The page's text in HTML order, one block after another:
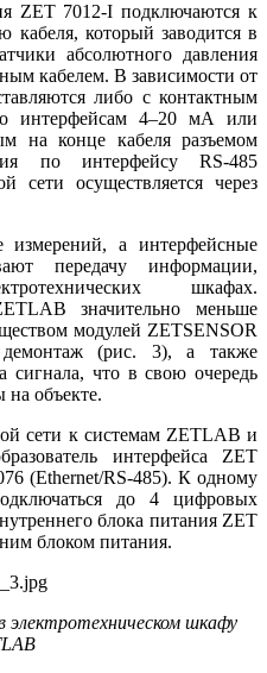
ZET 7012‑I подключаются к
кабеля, который заводится в
абсолютного давления
кабелем. В зависимости от
либо с контактным
интерфейсам 4–20 мА или
на конце кабеля разъемом
по интерфейсу RS‑485
сети осуществляется через
измерений, а интерфейсные
передачу информации,
шкафах.
значительно меньше
модулей ZETSENSOR
(рис. 3), а также
сигнала, что в свою очередь
на объекте.
сети к системам ZETLAB и
интерфейса ZET
(Ethernet/RS‑485). К одному
до 4 цифровых
блока питания ZET
блоком питания.
электротехническом шкафу